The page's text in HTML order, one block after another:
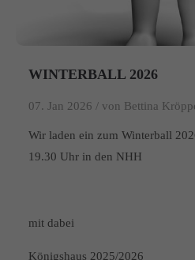
WINTERBALL 2026
07. Jan 2026 / von Bettina
Wir laden ein zum Winterball
19.30 Uhr in den NHH
mit dabei
Königshaus 2025/2026